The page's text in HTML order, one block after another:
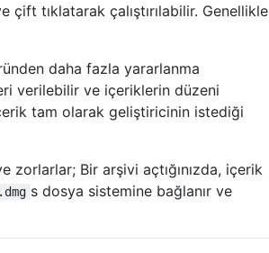
tıklatarak çalıştırılabilir. Genellikle
daha fazla yararlanma
verilebilir ve içeriklerin düzeni
tam olarak geliştiricinin istediği
zorlarlar; Bir arşivi açtığınızda, içerik
.dmg s dosya sistemine bağlanır ve